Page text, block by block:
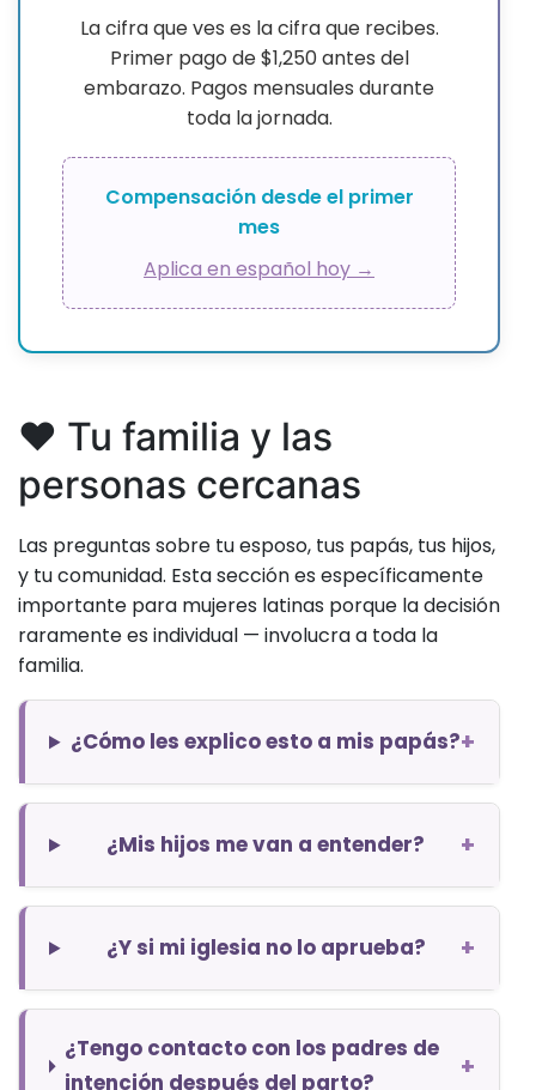
La cifra que ves es la cifra que recibes.
Primer pago de $1,250 antes del
embarazo. Pagos mensuales durante
toda la jornada.
Compensación desde el primer
mes
Aplica en español hoy →
❤️ Tu familia y las
personas cercanas
Las preguntas sobre tu esposo, tus papás, tus hijos,
y tu comunidad. Esta sección es específicamente
importante para mujeres latinas porque la decisión
raramente es individual — involucra a toda la
familia.
¿Cómo les explico esto a mis papás?+
¿Mis hijos me van a entender? +
¿Y si mi iglesia no lo aprueba? +
¿Tengo contacto con los padres de
intención después del parto?
+